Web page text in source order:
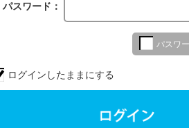
パスワード：
パスワ
ログインしたままにする